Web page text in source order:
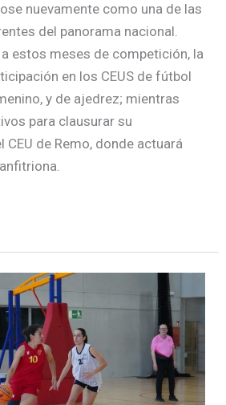
nuevamente como una de las
del panorama nacional.
estos meses de competición, la
en los CEUS de fútbol
y de ajedrez; mientras
para clausurar su
CEU de Remo, donde actuará